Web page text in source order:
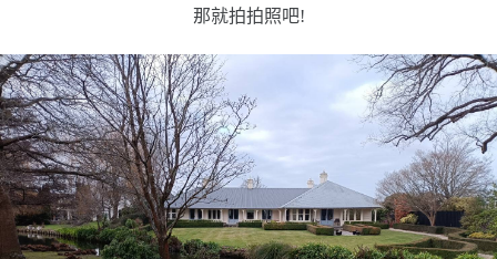
那就拍拍照吧!